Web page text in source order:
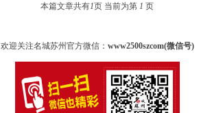
本篇文章共有1页 当前为第 1 页
欢迎关注名城苏州官方微信： www2500szcom(微信号)